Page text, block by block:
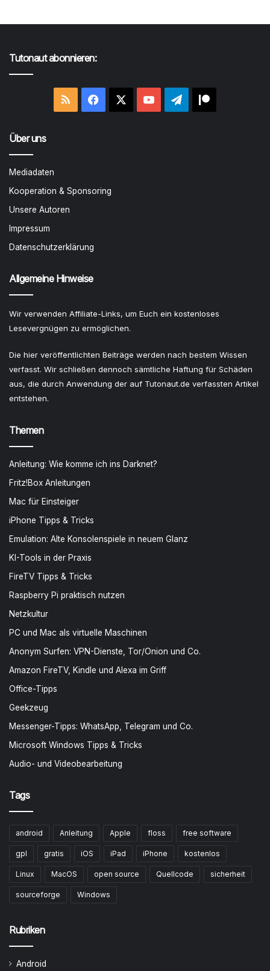
Tutonaut abonnieren:
RSS Facebook YouTubeTelegram
Über uns
Mediadaten
Kooperation & Sponsoring
Unsere Autoren
Impressum
Datenschutzerklärung
Allgemeine Hinweise
Wir verwenden Affiliate-Links, um Euch ein kostenloses
Lesevergnügen zu ermöglichen.
Die hier veröffentlichten Beiträge werden nach bestem Wissen
verfasst. Wir schließen dennoch sämtliche Haftung für Schäden
aus, die durch Anwendung der auf Tutonaut.de verfassten Artikel
entstehen.
Themen
Anleitung: Wie komme ich ins Darknet?
Fritz!Box Anleitungen
Mac für Einsteiger
iPhone Tipps & Tricks
Emulation: Alte Konsolenspiele in neuem Glanz
KI-Tools in der Praxis
FireTV Tipps & Tricks
Raspberry Pi praktisch nutzen
Netzkultur
PC und Mac als virtuelle Maschinen
Anonym Surfen: VPN-Dienste, Tor/Onion und Co.
Amazon FireTV, Kindle und Alexa im Griff
Office-Tipps
Geekzeug
Messenger-Tipps: WhatsApp, Telegram und Co.
Microsoft Windows Tipps & Tricks
Audio- und Videobearbeitung
Tags
android Anleitung Apple floss free software
gpl gratis iOS iPad iPhone kostenlos
Linux MacOS open source Quellcode sicherheit
sourceforge Windows
Rubriken
Android